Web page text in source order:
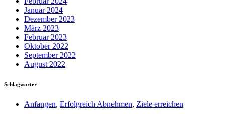
Januar 2024
Dezember 2023
März 2023
Februar 2023
Oktober 2022
September 2022
August 2022
Schlagwörter
Anfangen, Erfolgreich Abnehmen, Ziele erreichen